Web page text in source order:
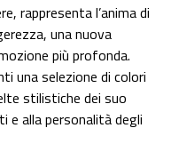
rappresenta l’anima di
una nuova
più profonda.
una selezione di colori
stilistiche dei suo
e alla personalità degli